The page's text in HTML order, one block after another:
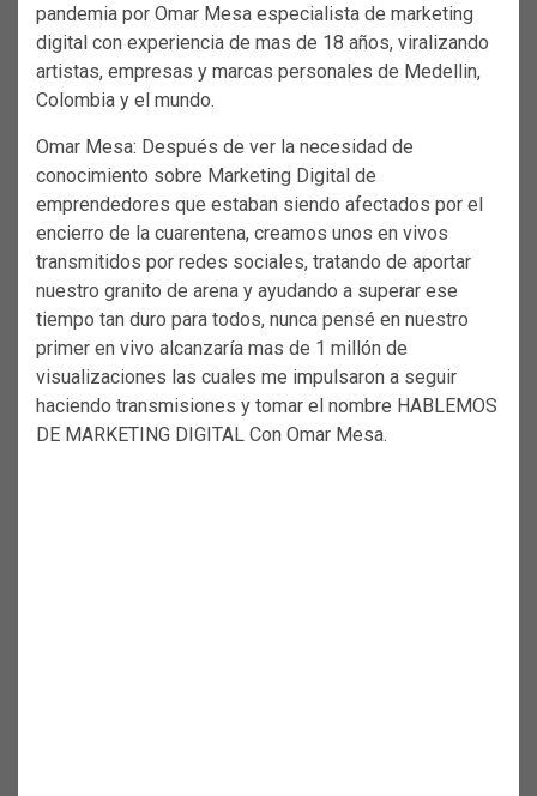
pandemia por Omar Mesa especialista de marketing
digital con experiencia de mas de 18 años, viralizando
artistas, empresas y marcas personales de Medellin,
Colombia y el mundo.
Omar Mesa: Después de ver la necesidad de
conocimiento sobre Marketing Digital de
emprendedores que estaban siendo afectados por el
encierro de la cuarentena, creamos unos en vivos
transmitidos por redes sociales, tratando de aportar
nuestro granito de arena y ayudando a superar ese
tiempo tan duro para todos, nunca pensé en nuestro
primer en vivo alcanzaría mas de 1 millón de
visualizaciones las cuales me impulsaron a seguir
haciendo transmisiones y tomar el nombre HABLEMOS
DE MARKETING DIGITAL Con Omar Mesa.